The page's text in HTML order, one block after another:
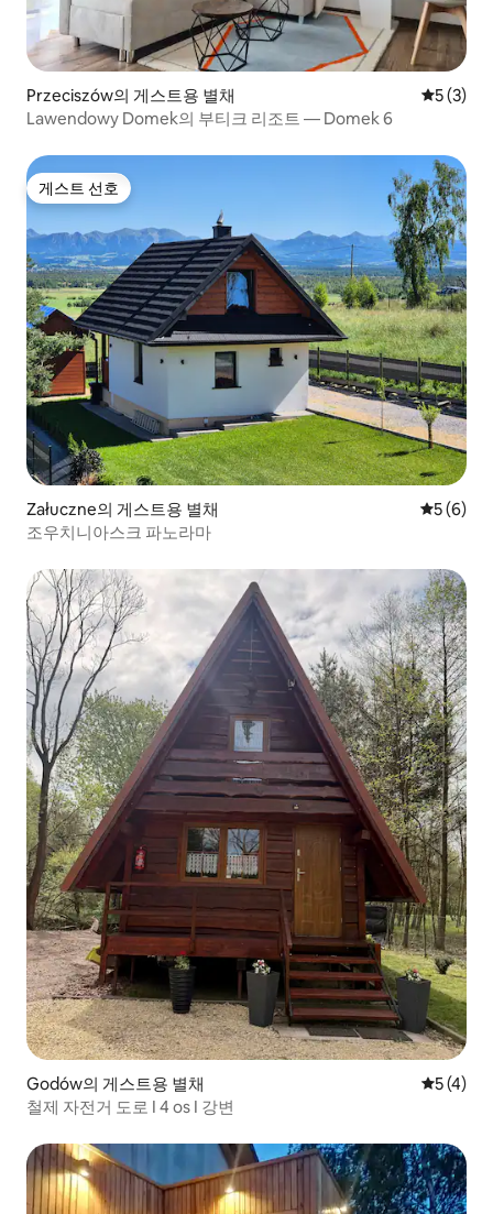
Przeciszów의 게스트용 별채 평점 5점
5 (3)
Lawendowy Domek의 부티크 리조트 — Domek 6
게스트 선호
게스트 선호
Załuczne의 게스트용 별채 평점 5점
5 (6)
조우치니아스크 파노라마
Godów의 게스트용 별채 평점 5점
5 (4)
철제 자전거 도로 I 4 os I 강변